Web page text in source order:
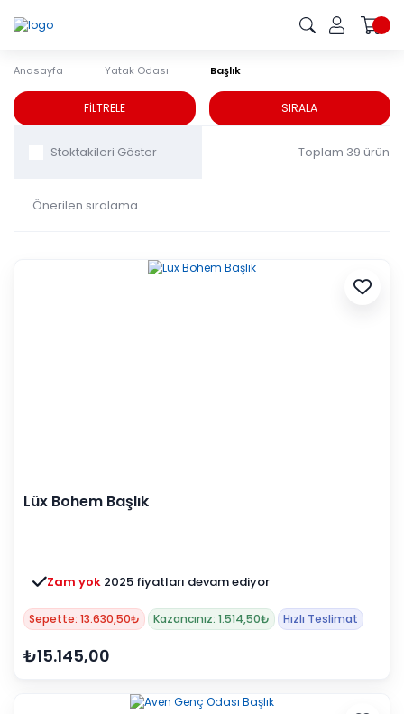
Anasayfa Yatak Odası Başlık
BaşlıkFİLTRELE SIRALA
Toplam 39 ürün
Lüx Bohem Başlık
Zam yok 2025 fiyatları devam ediyor
Sepette: 13.630,50₺ Kazancınız: 1.514,50₺ Hızlı Teslimat
₺15.145,00